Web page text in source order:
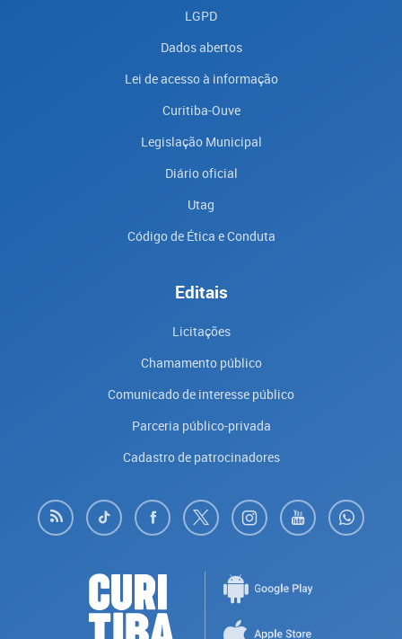
LGPD
Dados abertos
Lei de acesso à informação
Curitiba-Ouve
Legislação Municipal
Diário oficial
Utag
Código de Ética e Conduta
Editais
Licitações
Chamamento público
Comunicado de interesse público
Parceria público-privada
Cadastro de patrocinadores